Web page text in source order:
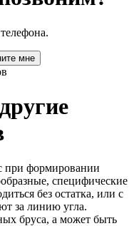
при формировании
специфические
без остатка, или с
за линию угла.
бруса, а может быть